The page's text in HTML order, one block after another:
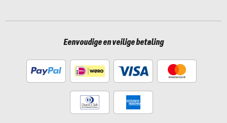
Eenvoudige en veilige betaling